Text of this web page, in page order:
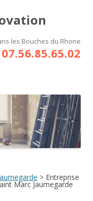
les Bouches du Rhone
07.56.85.65.02
> Entreprise
Marc Jaumegarde